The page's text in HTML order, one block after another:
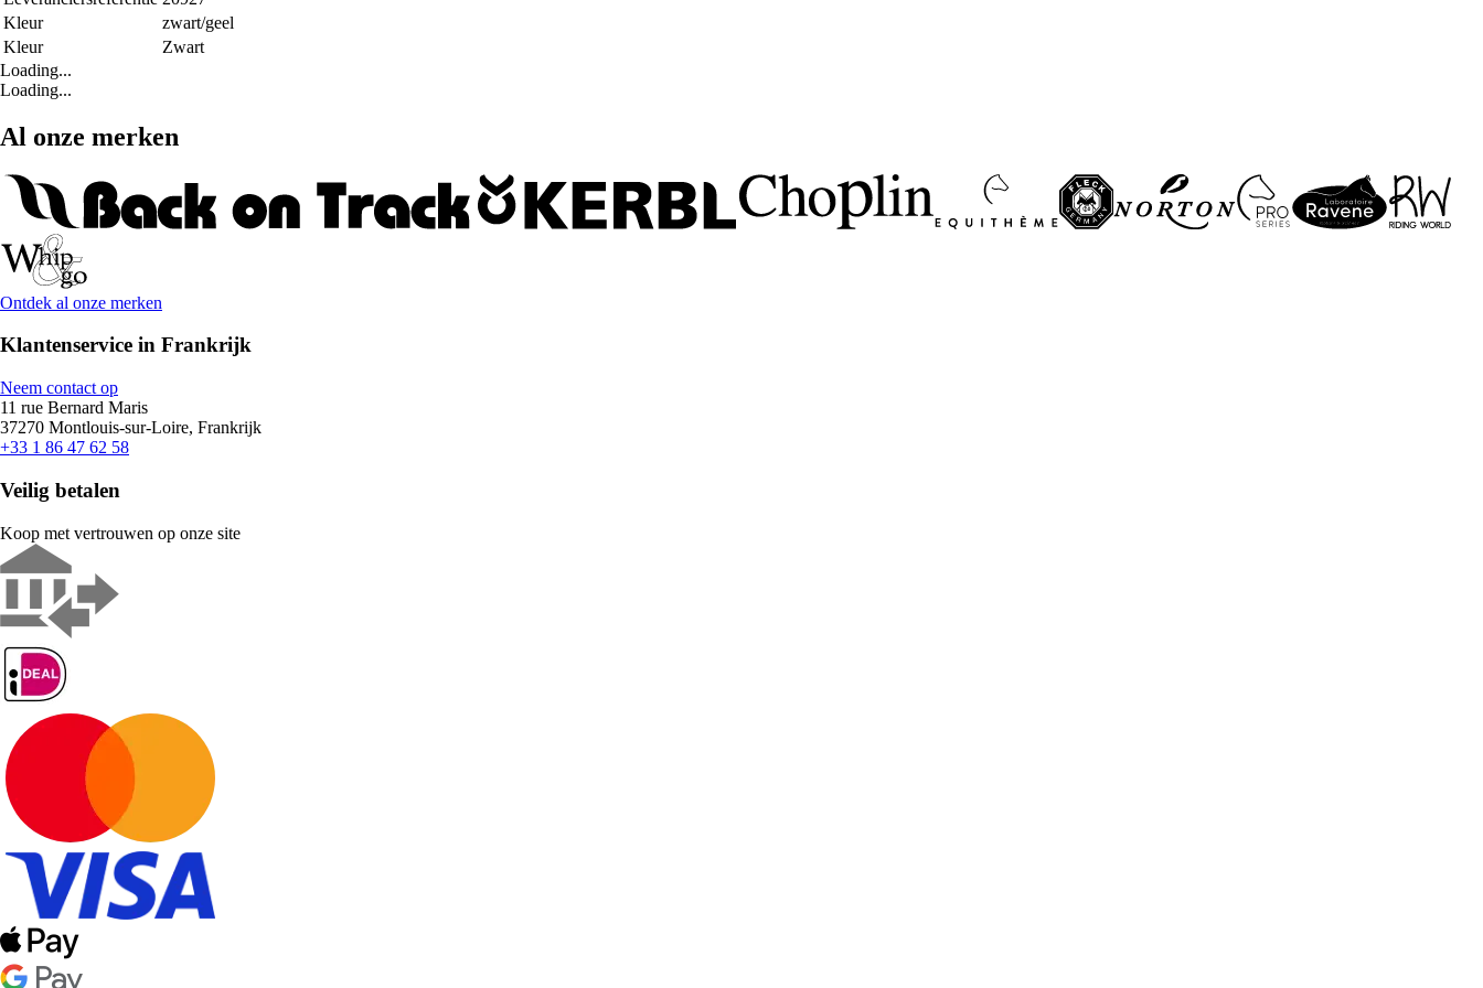
Kleur
zwart/geel
Kleur
Zwart
Loading...
Loading...
Al onze merken
Ontdek al onze merken
Klantenservice in Frankrijk
Neem contact op
11 rue Bernard Maris
37270 Montlouis-sur-Loire, Frankrijk
+33 1 86 47 62 58
Veilig betalen
Koop met vertrouwen op onze site